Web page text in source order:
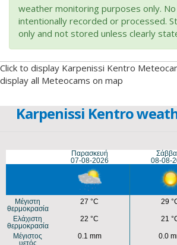
weather monitoring purposes only.
intentionally recorded or processed.
only and not stored unless clearly
Click to display Karpenissi Kentro
display all Meteocams on map
Karpenissi Kentro